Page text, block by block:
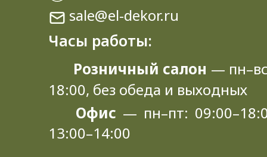
sale@el-dekor.ru
Часы работы:
Розничный салон —
18:00, без обеда и выходных
Офис — пн–пт:
13:00–14:00